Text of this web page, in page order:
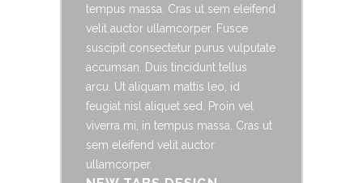
tempus massa. Cras ut sem eleifend
velit auctor ullamcorper. Fusce
suscipit consectetur purus vulputate
accumsan. Duis tincidunt tellus
arcu. Ut aliquam mattis leo, id
feugiat nisl aliquet sed. Proin vel
viverra mi, in tempus massa. Cras ut
sem eleifend velit auctor
ullamcorper.